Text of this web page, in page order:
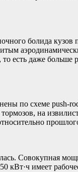
болида кузов
есть даже больше
по схеме push-
на
Совокупная
кВт·ч имеет